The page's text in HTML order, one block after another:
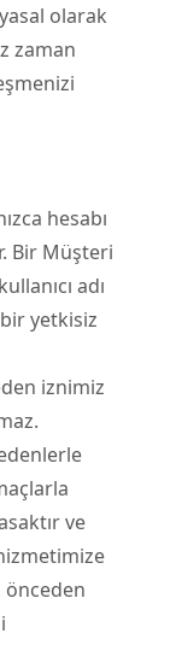
olarak
zaman
hesabı
Bir Müşteri
adı
yetkisiz
iznimiz
ve